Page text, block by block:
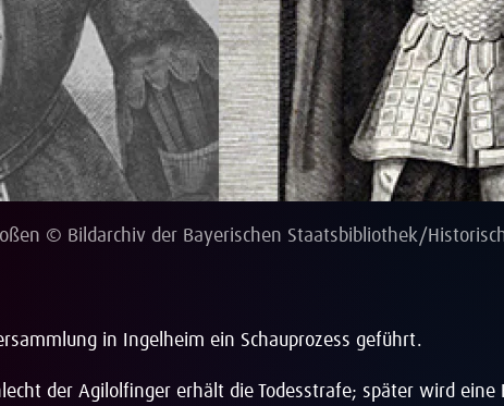
© Bildarchiv der Bayerischen Staatsbibliothek/
in Ingelheim ein Schauprozess geführt.
der Agilolfinger erhält die Todesstrafe; später wird eine